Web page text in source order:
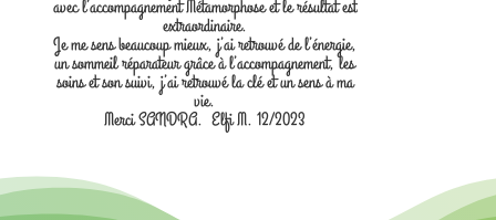
avec l’accompagnement Métamorphose et le résultat est
extraordinaire.
Je me sens beaucoup mieux, j’ai retrouvé de l’énergie,
un sommeil réparateur grâce à l’accompagnement, les
soins et son suivi, j’ai retrouvé la clé et un sens à ma
vie.
Merci SANDRA. Elfi M. 12/2023